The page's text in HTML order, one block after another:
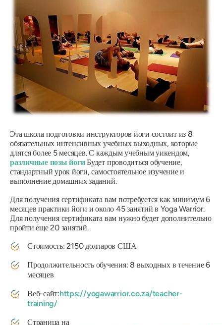
Эта школа подготовки инструкторов йоги состоит из 8
обязательных интенсивных учебных выходных, которые
длятся более 5 месяцев. С каждым учебным уикендом,
различные позы йогиБудет проводиться обучение,
стандартный урок йоги, самостоятельное изучение и
выполнение домашних заданий.
Для получения сертификата вам потребуется как минимум 6
месяцев практики йоги и около 45 занятий в Yoga Warrior.
Для получения сертификата вам нужно будет дополнительно
пройти еще 20 занятий.
Стоимость: 2150 долларов США
Продолжительность обучения: 8 выходных в течение 6
месяцев
Веб-сайт:https://yogawarrior.co.za/teacher-
training/
Страница на